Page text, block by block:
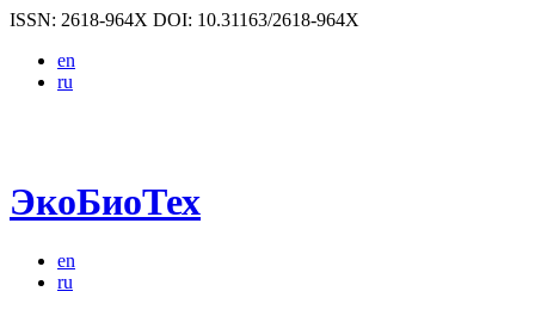
ISSN: 2618-964X DOI: 10.31163/2618-964X
en
ru
ЭкоБиоТех
en
ru